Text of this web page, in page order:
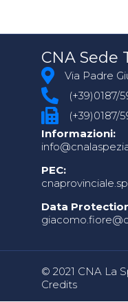
CNA Sede
Via Padre
(+39)0187/
(+39)0187/
Informazioni:
PEC:
Data
© 2021 CNA La
Credits